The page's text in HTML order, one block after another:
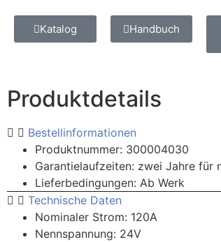
Katalog Handbuch
Produktdetails
Bestellinformationen
Produktnummer: 300004030
Garantielaufzeiten: zwei Jahre für
Lieferbedingungen: Ab Werk
Technische Daten
Nominaler Strom: 120A
Nennspannung: 24V